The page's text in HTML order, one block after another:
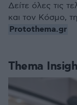
Thema
Δείτε όλες τις
και τον Κόσμο,
Protothema.gr